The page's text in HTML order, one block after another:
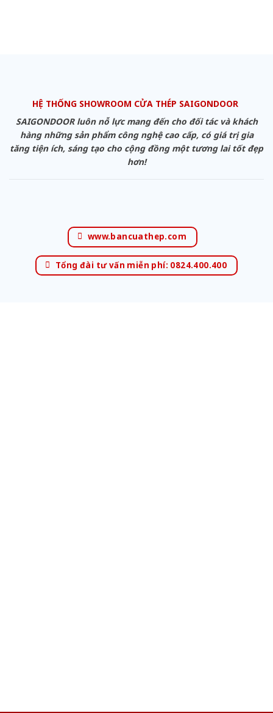
HỆ THỐNG SHOWROOM CỬA THÉP SAIGONDOOR
SAIGONDOOR luôn nỗ lực mang đến cho đối tác và khách
hàng những sản phẩm công nghệ cao cấp, có giá trị gia
tăng tiện ích, sáng tạo cho cộng đồng một tương lai tốt đẹp
hơn!
www.bancuathep.com
Tổng đài tư vấn miễn phí: 0824.400.400